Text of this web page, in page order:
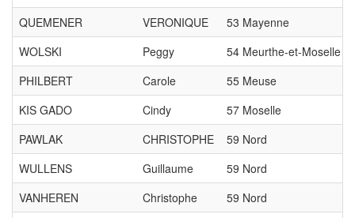
QUEMENER
VERONIQUE
53 Mayenne
WOLSKI
Peggy
54 Meurthe-et-Moselle
PHILBERT
Carole
55 Meuse
KIS GADO
Cindy
57 Moselle
PAWLAK
CHRISTOPHE
59 Nord
WULLENS
Guillaume
59 Nord
VANHEREN
Christophe
59 Nord